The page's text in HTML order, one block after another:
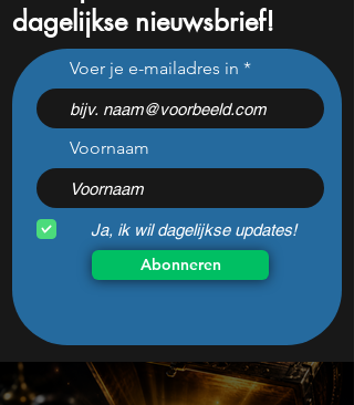
Elon Musk en
drugsgebruik: Dit moet je
weten
dagelijkse nieuwsbrief!
Voer je e-mailadres in
Voornaam
Ja, ik wil dagelijkse updates!
Abonneren